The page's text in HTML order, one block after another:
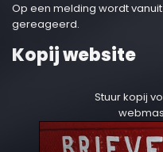
Op een melding wordt
gereageerd.
Kopij website
Stuur kopij